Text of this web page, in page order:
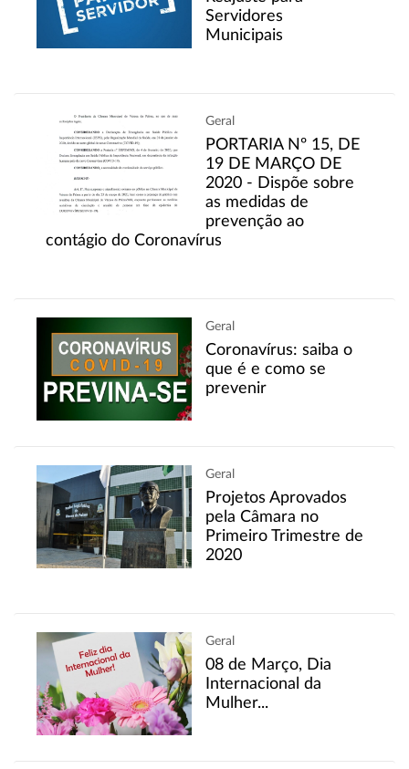
Servidores
Municipais
Geral
PORTARIA Nº 15, DE
19 DE MARÇO DE
2020 - Dispõe sobre
as medidas de
prevenção ao
contágio do Coronavírus
Geral
Coronavírus: saiba o
que é e como se
prevenir
Geral
Projetos Aprovados
pela Câmara no
Primeiro Trimestre de
2020
Geral
08 de Março, Dia
Internacional da
Mulher...